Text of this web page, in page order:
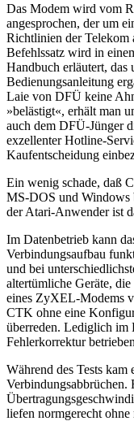
Das Modem wird vom
angesprochen, der um
Richtlinien der Telekom
Befehlssatz wird in
Handbuch erläutert, das
Bedienungsanleitung
Laie von DFÜ keine
»belästigt«, erhält man
auch dem DFÜ-Jünger
exzellenter Hotline-
Kaufentscheidung
Ein wenig schade, daß
MS-DOS und Windows
der Atari-Anwender ist
Im Datenbetrieb kann
Verbindungsaufbau
und bei
altertümliche Geräte,
eines ZyXEL-Modems
CTK ohne eine
überreden. Lediglich im
Fehlerkorrektur
Während des Tests kam
liefen normgerecht